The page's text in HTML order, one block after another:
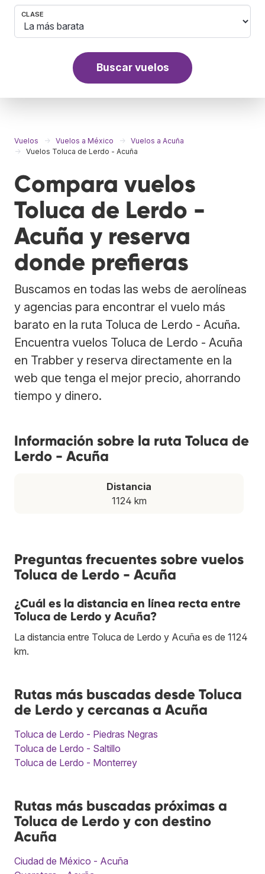
CLASE
Buscar vuelos
Vuelos Vuelos a México
Vuelos a Acuña
Vuelos Toluca de Lerdo - Acuña
Compara vuelos
Toluca de Lerdo -
Acuña y reserva
donde prefieras
Buscamos en todas las webs de aerolíneas
y agencias para encontrar el vuelo más
barato en la ruta Toluca de Lerdo - Acuña.
Encuentra vuelos Toluca de Lerdo - Acuña
en Trabber y reserva directamente en la
web que tenga el mejor precio, ahorrando
tiempo y dinero.
Información sobre la ruta Toluca de
Lerdo - Acuña
Distancia
1124 km
Preguntas frecuentes sobre vuelos
Toluca de Lerdo - Acuña
¿Cuál es la distancia en línea recta entre
Toluca de Lerdo y Acuña?
La distancia entre Toluca de Lerdo y Acuña es de 1124
km.
Rutas más buscadas desde Toluca
de Lerdo y cercanas a Acuña
Toluca de Lerdo - Piedras Negras
Toluca de Lerdo - Saltillo
Toluca de Lerdo - Monterrey
Rutas más buscadas próximas a
Toluca de Lerdo y con destino
Acuña
Ciudad de México - Acuña